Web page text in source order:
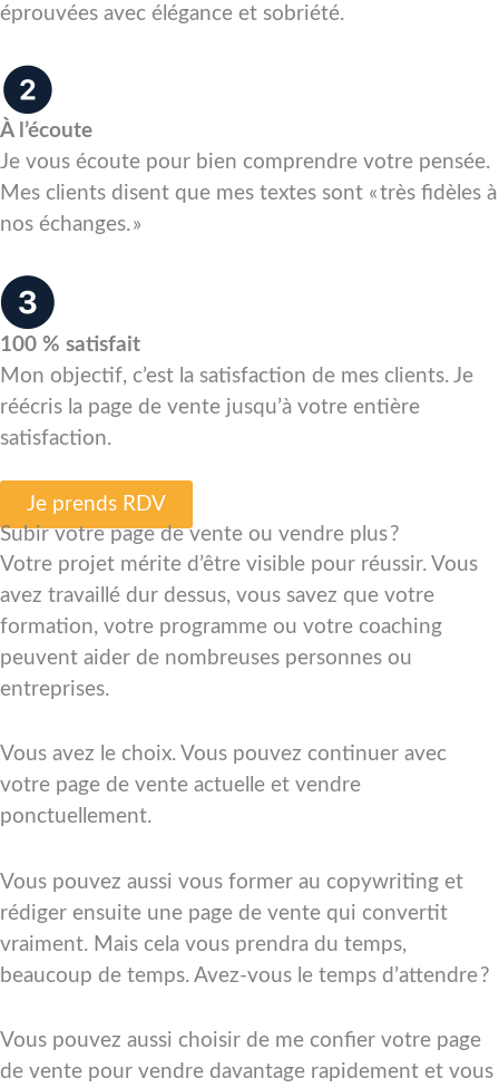
éprouvées avec élégance et sobriété.
À l’écoute
Je vous écoute pour bien comprendre votre pensée.
Mes clients disent que mes textes sont « très fidèles à
nos échanges. »
100 % satisfait
Mon objectif, c’est la satisfaction de mes clients. Je
réécris la page de vente jusqu’à votre entière
satisfaction.
Je prends RDV
Subir votre page de vente ou vendre plus ?
Votre projet mérite d’être visible pour réussir. Vous
avez travaillé dur dessus, vous savez que votre
formation, votre programme ou votre coaching
peuvent aider de nombreuses personnes ou
entreprises.
Vous avez le choix. Vous pouvez continuer avec
votre page de vente actuelle et vendre
ponctuellement.
Vous pouvez aussi vous former au copywriting et
rédiger ensuite une page de vente qui convertit
vraiment. Mais cela vous prendra du temps,
beaucoup de temps. Avez-vous le temps d’attendre ?
Vous pouvez aussi choisir de me confier votre page
de vente pour vendre davantage rapidement et vous